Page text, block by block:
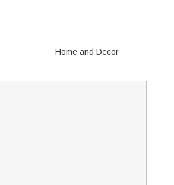
Home and Decor